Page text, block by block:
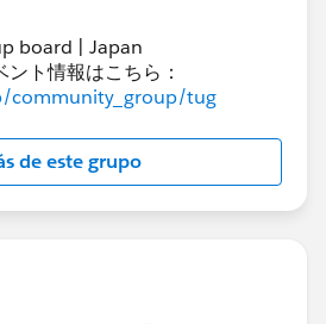
current/online/en-
でしょうか。
ます。
board | Japan
ト情報はこちら：
community_group/tug
de este grupo